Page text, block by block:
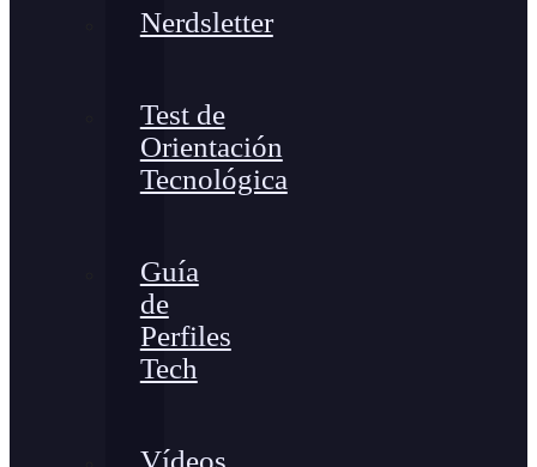
Nerdsletter
Test de
Orientación
Tecnológica
Guía
de
Perfiles
Tech
Vídeos